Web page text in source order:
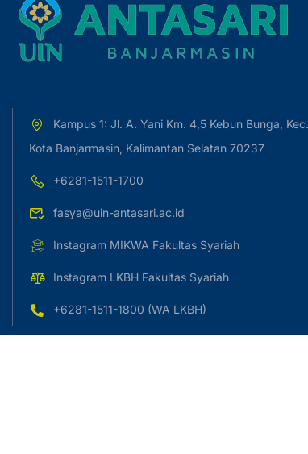
Kampus 1: Jl. A. Yani Km. 4,5 Kebun Bunga,
Kota Banjarmasin, Kalimantan Selatan 70237
+6281-1511-1700
fasya@uin-antasari.ac.id
Instagram MIKWA Fakultas Syariah
Instagram LKBH Fakultas Syariah
+6281-1511-1800 (WA LKBH)